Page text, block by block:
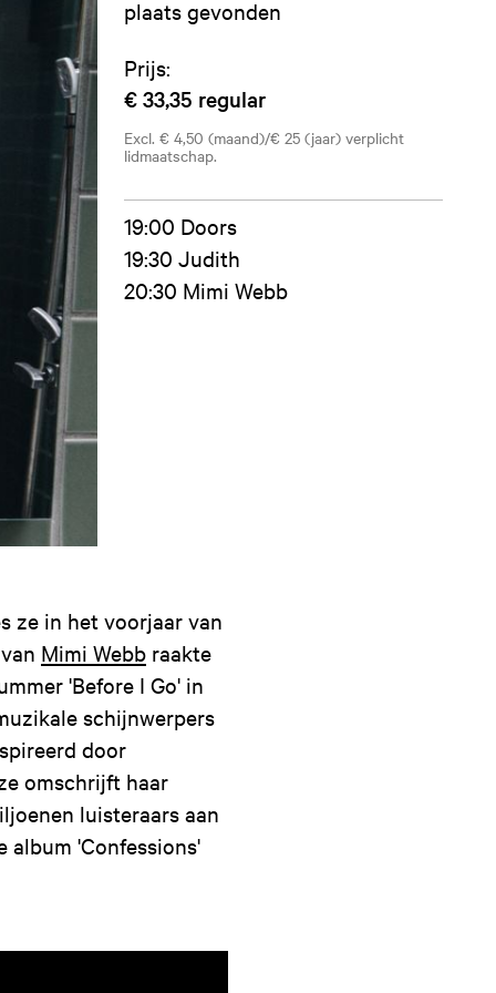
plaats gevonden
Prijs:
€ 33,35 regular
Excl. € 4,50 (maand)/€ 25 (jaar) verplicht
lidmaatschap.
19:00 Doors
19:30 Judith
20:30 Mimi Webb
ze in het voorjaar van
Mimi Webb raakte
'Before I Go' in
schijnwerpers
door
omschrijft haar
luisteraars aan
album 'Confessions'